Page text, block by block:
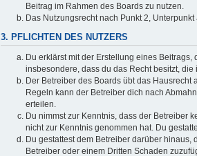
Beitrag im Rahmen des Boards zu nutzen.
Das Nutzungsrecht nach Punkt 2,
3. PFLICHTEN DES NUTZERS
Du erklärst mit der Erstellung eines
insbesondere, dass du das Recht besitzt,
Der Betreiber des Boards übt das
Regeln kann der Betreiber dich nach
erteilen.
Du nimmst zur Kenntnis, dass der Betreiber
nicht zur Kenntnis genommen hat. Du
Du gestattest dem Betreiber darüber
Betreiber oder einem Dritten Schaden